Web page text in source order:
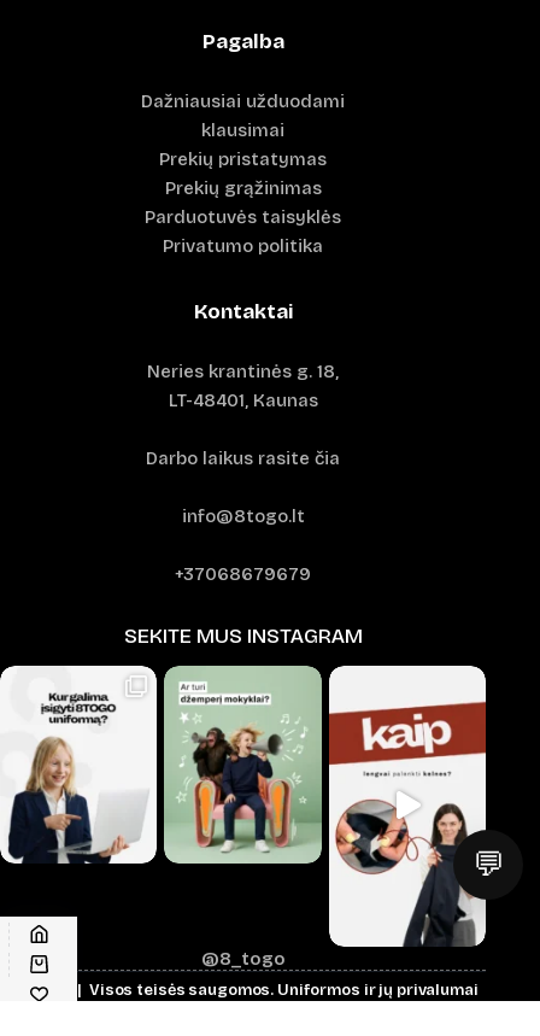
Pagalba
Dažniausiai užduodami
klausimai
Prekių pristatymas
Prekių grąžinimas
Parduotuvės taisyklės
Privatumo politika
Kontaktai
Neries krantinės g. 18,
LT-48401, Kaunas
Darbo laikus rasite čia
info@8togo.lt
+37068679679
SEKITE MUS INSTAGRAM
@8_togo
© 2026 | Visos teisės saugomos. Uniformos ir jų privalumai
💬